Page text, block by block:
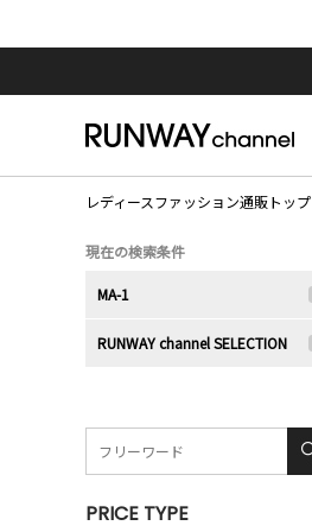
レディースファッション通販トップ
現在の検索条件
MA-1
RUNWAY channel SELECTION
PRICE TYPE